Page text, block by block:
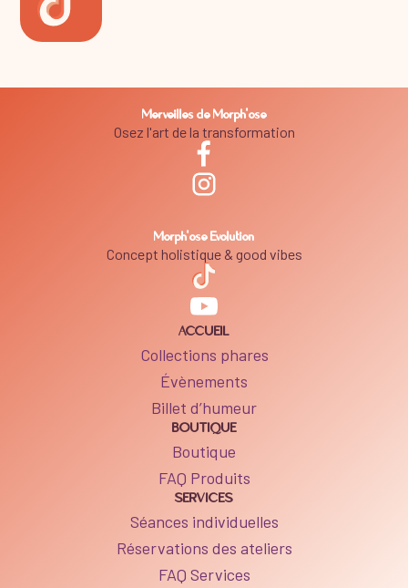
Merveilles de Morph'ose
Osez l'art de la transformation
Morph'ose Evolution
Concept holistique & good vibes
ACCUEIL
Collections phares
Évènements
Billet d’humeur
BOUTIQUE
Boutique
FAQ Produits
SERVICES
Séances individuelles
Réservations des ateliers
FAQ Services